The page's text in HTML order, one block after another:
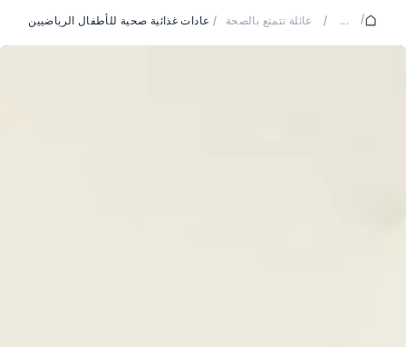
/
...
/ عائلة تتمتع بالصحة / عادات غذائية صحية للأطفال الرياضيين